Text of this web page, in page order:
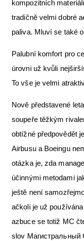
kompozitních
tradičně velmi dobré
paliva. Mluví se také
Palubní komfort pro
úrovni už kvůli
To vše je velmi
Nově představené
soupeře těžkým
obtížné předpovědět
Airbusu a Boeingu
otázka je, zda
účinnými metodami
ještě není
ačkoli je už
azbuce se totiž MC
slov Магистральный